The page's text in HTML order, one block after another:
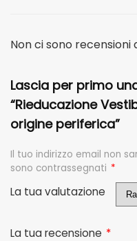
Non ci sono recensioni
Lascia per primo
“Rieducazione
origine periferica”
Il tuo indirizzo email non
sono contrassegnati *
La tua valutazione
La tua recensione *